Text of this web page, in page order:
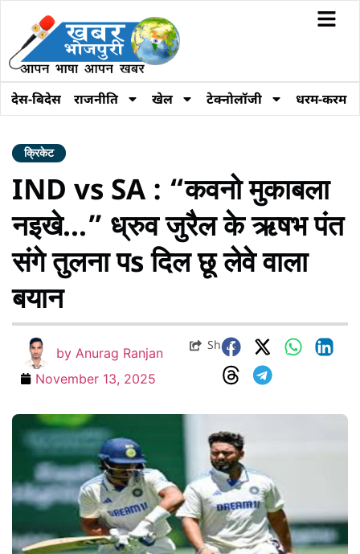
देस-बिदेस राजनीति खेल टेक्नोलॉजी धरम-करम
क्रिकेट
IND vs SA : “कवनो मुकाबला
नइखे…” ध्रुव जुरैल के ऋषभ पंत
संगे तुलना पs दिल छू लेवे वाला
बयान
by Anurag Ranjan
November 13, 2025
Share